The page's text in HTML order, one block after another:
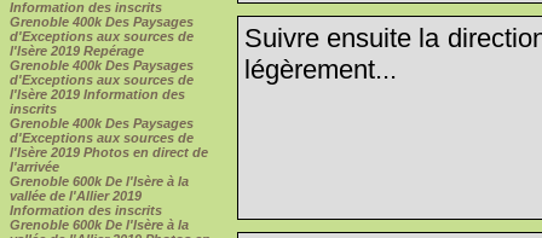
Information des inscrits
Grenoble 400k Des Paysages
d'Exceptions aux sources de
l'Isère 2019 Repérage
Grenoble 400k Des Paysages
d'Exceptions aux sources de
l'Isère 2019 Information des
inscrits
Grenoble 400k Des Paysages
d'Exceptions aux sources de
l'Isère 2019 Photos en direct de
l'arrivée
Grenoble 600k De l'Isère à la
vallée de l'Allier 2019
Information des inscrits
Grenoble 600k De l'Isère à la
Suivre ensuite la
légèrement...